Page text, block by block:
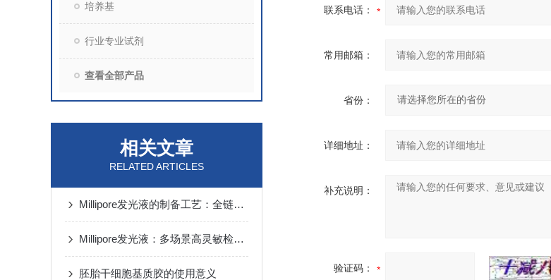
培养基
行业专业试剂
查看全部产品
相关文章
RELATED ARTICLES
Millipore发光液的制备工艺：全链路质控保障检测性能稳定
Millipore发光液：多场景高灵敏检测的核心试剂支撑
胚胎干细胞基质胶的使用意义
联系电话：
常用邮箱：
省份：
详细地址：
补充说明：
验证码：